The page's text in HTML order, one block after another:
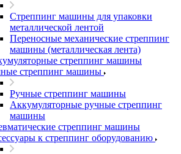
Стреппинг машины для упаковки
металлической лентой
Переносные механические стреппинг
машины (металлическая лента)
стреппинг машины
стреппинг машины
Ручные стреппинг машины
Аккумуляторные ручные стреппинг
машины
стреппинг машины
к стреппинг оборудованию